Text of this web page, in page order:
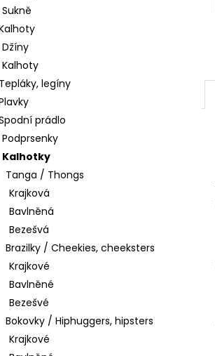
Sukně
Džíny
Kalhoty
Tepláky, legíny
prádlo
Podprsenky
Kalhotky
Tanga / Thongs
Krajková
Bavlněná
Bezešvá
Brazilky / Cheekies, cheeksters
Krajkové
Bavlněné
Bezešvé
Bokovky / Hiphuggers, hipsters
Krajkové